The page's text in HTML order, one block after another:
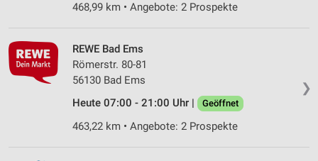
468,99 km • Angebote: 2 Prospekte
❯
REWE Bad Ems
Römerstr. 80-81
56130 Bad Ems
Heute 07:00 - 21:00 Uhr |
Geöffnet
463,22 km • Angebote: 2 Prospekte